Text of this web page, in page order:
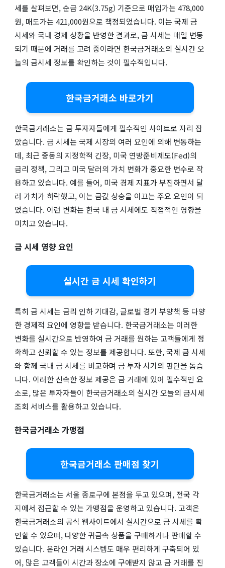
세를 살펴보면, 순금 24K(3.75g) 기준으로 매입가는 478,000
원, 매도가는 421,000원으로 책정되었습니다. 이는 국제 금
시세와 국내 경제 상황을 반영한 결과로, 금 시세는 매일 변동
되기 때문에 거래를 고려 중이라면 한국금거래소의 실시간 오
늘의 금시세 정보를 확인하는 것이 필수적입니다.
한국금거래소 바로가기
한국금거래소는 금 투자자들에게 필수적인 사이트로 자리 잡
았습니다. 금 시세는 국제 시장의 여러 요인에 의해 변동하는
데, 최근 중동의 지정학적 긴장, 미국 연방준비제도(Fed)의
금리 정책, 그리고 미국 달러의 가치 변화가 중요한 변수로 작
용하고 있습니다. 예를 들어, 미국 경제 지표가 부진하면서 달
러 가치가 하락했고, 이는 금값 상승을 이끄는 주요 요인이 되
었습니다. 이런 변화는 한국 내 금 시세에도 직접적인 영향을
미치고 있습니다.
금 시세 영향 요인
실시간 금 시세 확인하기
특히 금 시세는 금리 인하 기대감, 글로벌 경기 부양책 등 다양
한 경제적 요인에 영향을 받습니다. 한국금거래소는 이러한
변화를 실시간으로 반영하여 금 거래를 원하는 고객들에게 정
확하고 신뢰할 수 있는 정보를 제공합니다. 또한, 국제 금 시세
와 함께 국내 금 시세를 비교하며 금 투자 시기의 판단을 돕습
니다. 이러한 신속한 정보 제공은 금 거래에 있어 필수적인 요
소로, 많은 투자자들이 한국금거래소의 실시간 오늘의 금시세
조회 서비스를 활용하고 있습니다.
한국금거래소 가맹점
한국금거래소 판매점 찾기
한국금거래소는 서울 종로구에 본점을 두고 있으며, 전국 각
지에서 접근할 수 있는 가맹점을 운영하고 있습니다. 고객은
한국금거래소의 공식 웹사이트에서 실시간으로 금 시세를 확
인할 수 있으며, 다양한 귀금속 상품을 구매하거나 판매할 수
있습니다. 온라인 거래 시스템도 매우 편리하게 구축되어 있
어, 많은 고객들이 시간과 장소에 구애받지 않고 금 거래를 진